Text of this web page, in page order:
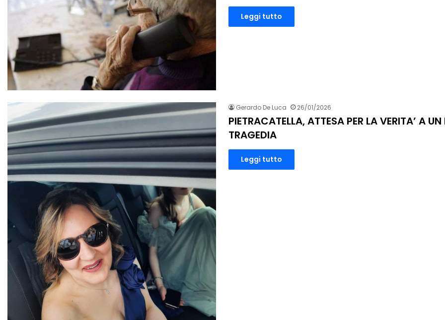
Leggi tutto
Gerardo De Luca 26/01/2026
PIETRACATELLA, ATTESA PER LA VERITA’ A
TRAGEDIA
Leggi tutto